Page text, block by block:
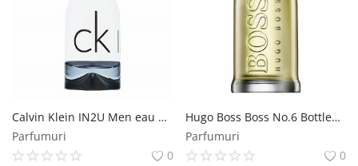
Calvin Klein IN2U Men eau de Toilette pentru barbati 150 ml Calvin Klein
Parfumuri
0
Hugo Boss Boss No.6 Bottled eau de Toilette pentru barbati 200 ml Hugo Boss
Parfumuri
0